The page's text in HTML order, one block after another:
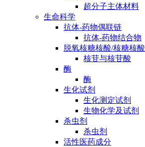
超分子主体材料
生命科学
抗体-药物偶联链
抗体-药物结合物
脱氧核糖核酸/核糖核酸
核苷与核苷酸
酶
酶
生化试剂
生化测定试剂
生物化学及试剂
杀虫剂
杀虫剂
活性医药成分